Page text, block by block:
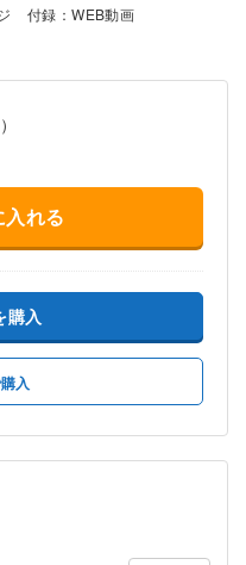
付録：WEB動画
れる
購入
入